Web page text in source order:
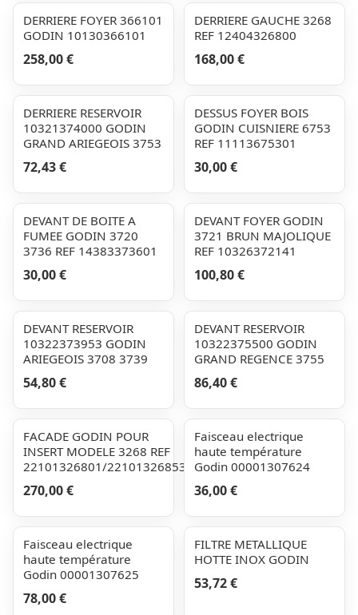
DERRIERE FOYER 366101
GODIN 10130366101
258,00 €
DERRIERE GAUCHE 3268
REF 12404326800
168,00 €
DERRIERE RESERVOIR
10321374000 GODIN
GRAND ARIEGEOIS 3753
72,43 €
DESSUS FOYER BOIS
GODIN CUISNIERE 6753
REF 11113675301
30,00 €
DEVANT DE BOITE A
FUMEE GODIN 3720
3736 REF 14383373601
30,00 €
DEVANT FOYER GODIN
3721 BRUN MAJOLIQUE
REF 10326372141
100,80 €
DEVANT RESERVOIR
10322373953 GODIN
ARIEGEOIS 3708 3739
54,80 €
DEVANT RESERVOIR
10322375500 GODIN
GRAND REGENCE 3755
86,40 €
FACADE GODIN POUR
INSERT MODELE 3268 REF
22101326801/22101326853
270,00 €
Faisceau electrique
haute température
Godin 00001307624
36,00 €
Faisceau electrique
haute température
Godin 00001307625
78,00 €
FILTRE METALLIQUE
HOTTE INOX GODIN
53,72 €